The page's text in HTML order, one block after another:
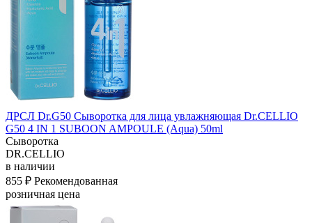
ДРСЛ Dr.G50 Сыворотка для лица увлажняющая Dr.CELLIO
G50 4 IN 1 SUBOON AMPOULE (Aqua) 50ml
Сыворотка
DR.CELLIO
в наличии
855 ₽ Рекомендованная
розничная цена